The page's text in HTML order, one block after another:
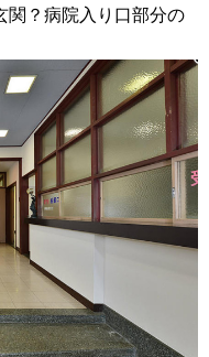
関？病院入り口部分の